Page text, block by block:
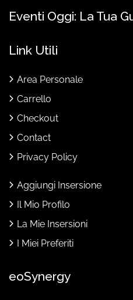
Eventi Oggi: La Tua
Link Utili
Area Personale
Carrello
Checkout
Contact
Privacy Policy
Aggiungi Insersione
Il Mio Profilo
La Mie Insersioni
I Miei Preferiti
eoSynergy